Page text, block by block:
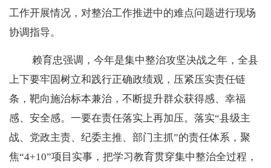
工作开展情况，对整治工作推进中的难点问题进行现场
协调指导。
赖育忠强调，今年是集中整治攻坚决战之年，全县
上下要牢固树立和践行正确政绩观，压紧压实责任链
条，靶向施治标本兼治，不断提升群众获得感、幸福
感、安全感。一要在责任落实上再加压。落实“县级主
战、党政主责、纪委主推、部门主抓”的责任体系，聚
焦“4+10”项目实事，把学习教育贯穿集中整治全过程，